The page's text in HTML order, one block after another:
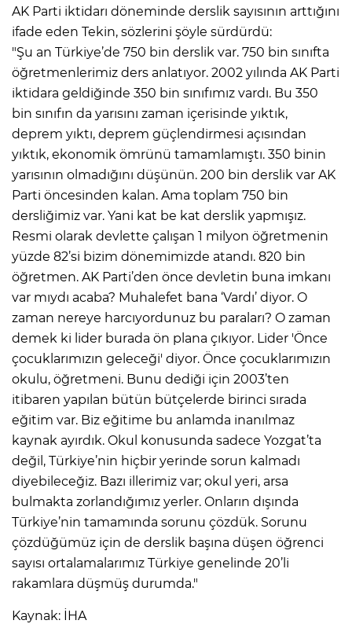
AK Parti iktidarı döneminde derslik sayısının arttığını
ifade eden Tekin, sözlerini şöyle sürdürdü:
"Şu an Türkiye’de 750 bin derslik var. 750 bin sınıfta
öğretmenlerimiz ders anlatıyor. 2002 yılında AK Parti
iktidara geldiğinde 350 bin sınıfımız vardı. Bu 350
bin sınıfın da yarısını zaman içerisinde yıktık,
deprem yıktı, deprem güçlendirmesi açısından
yıktık, ekonomik ömrünü tamamlamıştı. 350 binin
yarısının olmadığını düşünün. 200 bin derslik var AK
Parti öncesinden kalan. Ama toplam 750 bin
dersliğimiz var. Yani kat be kat derslik yapmışız.
Resmi olarak devlette çalışan 1 milyon öğretmenin
yüzde 82’si bizim dönemimizde atandı. 820 bin
öğretmen. AK Parti’den önce devletin buna imkanı
var mıydı acaba? Muhalefet bana ‘Vardı’ diyor. O
zaman nereye harcıyordunuz bu paraları? O zaman
demek ki lider burada ön plana çıkıyor. Lider 'Önce
çocuklarımızın geleceği' diyor. Önce çocuklarımızın
okulu, öğretmeni. Bunu dediği için 2003’ten
itibaren yapılan bütün bütçelerde birinci sırada
eğitim var. Biz eğitime bu anlamda inanılmaz
kaynak ayırdık. Okul konusunda sadece Yozgat’ta
değil, Türkiye’nin hiçbir yerinde sorun kalmadı
diyebileceğiz. Bazı illerimiz var; okul yeri, arsa
bulmakta zorlandığımız yerler. Onların dışında
Türkiye’nin tamamında sorunu çözdük. Sorunu
çözdüğümüz için de derslik başına düşen öğrenci
sayısı ortalamalarımız Türkiye genelinde 20’li
rakamlara düşmüş durumda."
Kaynak: İHA